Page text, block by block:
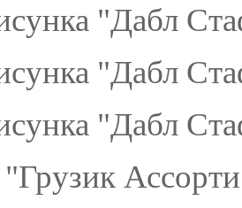
"Дабл
"Дабл
"Дабл
"Грузик